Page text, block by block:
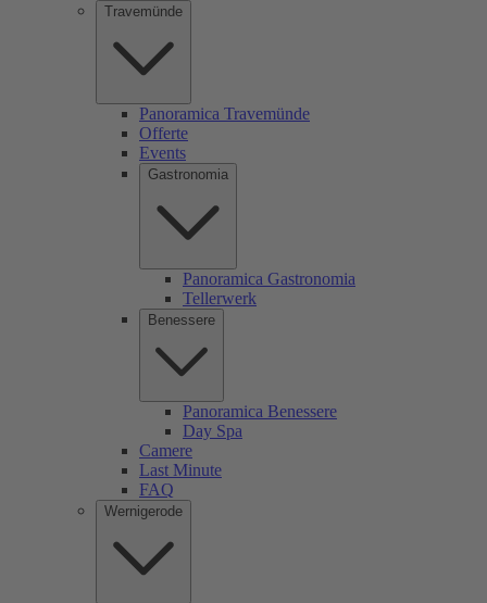
Travemünde
Panoramica Travemünde
Offerte
Events
Gastronomia
Panoramica Gastronomia
Tellerwerk
Benessere
Panoramica Benessere
Day Spa
Camere
Last Minute
FAQ
Wernigerode